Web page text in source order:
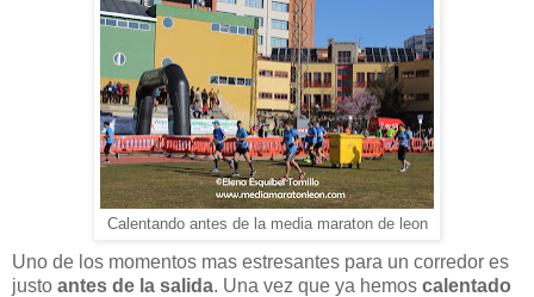
Calentando antes de la media maraton de leon
Uno de los momentos mas estresantes para un corredor es
justo antes de la salida. Una vez que ya hemos calentado